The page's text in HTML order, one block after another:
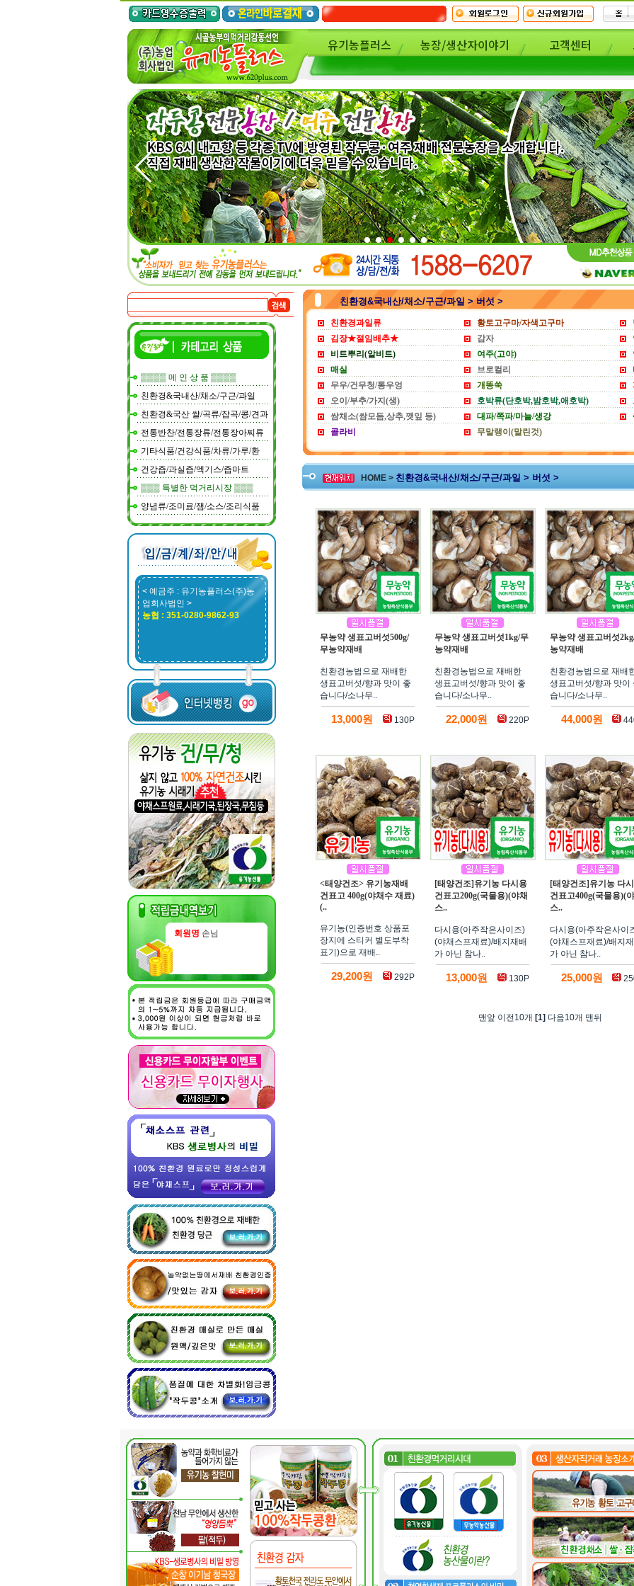
유기농플러스 농장/생산자이야기 고객센터
▒▒▒▒ 메 인 상 품 ▒▒▒▒
친환경&국내산/채소/구근/과일
친환경&국산 쌀/곡류/잡곡/콩/견과
전통반찬/전통장류/전통장아찌류
기타식품/건강식품/차류/가루/환
건강즙/과실즙/엑기스/즙마트
▒▒▒ 특별한 먹거리시장 ▒▒▒
양념류/조미료/잼/소스/조리식품
< 예금주 : 유기농플러스(주)농
업회사법인 >
농협 : 351-0280-9862-93
회원명 손님
친환경&국내산/채소/구근/과일 > 버섯 >
친환경과일류 황토고구마/자색고구마
김장★절임배추★
감자
비트뿌리(알비트)
여주(고야)
매실
브로컬리
무우/건무청/통우엉
개똥쑥
오이/부추/가지(생)
호박류(단호박,밤호박,애호박)
쌈채소(쌈모듬,상추,깻잎 등)
대파/쪽파/마늘/생강
콜라비
무말랭이(말린것)
HOME > 친환경&국내산/채소/구근/과일 > 버섯 >
무농약 생표고버섯500g/
무농약재배
친환경농법으로 재배한
생표고버섯/향과 맛이 좋
습니다/소나무..
13,000원 130P
무농약 생표고버섯1kg/무
농약재배
친환경농법으로 재배한
생표고버섯/향과 맛이 좋
습니다/소나무..
22,000원 220P
무농약 생표고버섯
농약재배
친환경농법으로 재배
생표고버섯/향과 맛이
습니다/소나무..
44,000원
<태양건조> 유기농재배
건표고 400g(야채수 재료)
(..
유기농(인증번호 상품포
장지에 스티커 별도부착
표기)으로 재배..
29,200원 292P
[태양건조]유기농 다시용
건표고200g(국물용)(야채
스..
다시용(아주작은사이즈)
(야채스프재료)/배지재배
가 아닌 참나..
13,000원 130P
[태양건조]유기농 다
건표고400g(국물용)(
스..
다시용(아주작은사이
(야채스프재료)/배지
가 아닌 참나..
25,000원
맨앞 이전10개 [1] 다음10개 맨뒤